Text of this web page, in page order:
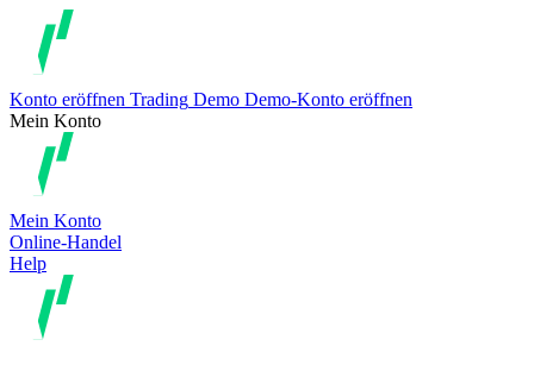
Konto eröffnen Trading Demo Demo-Konto eröffnen
Mein Konto
Mein Konto
Online-Handel
Help